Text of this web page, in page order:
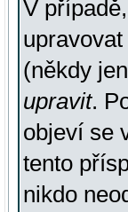
V
(někdy
upravit.
objeví se
tento
nikdo